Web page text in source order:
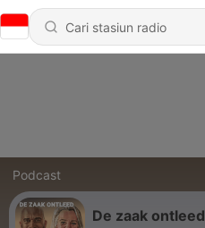
Podcast
De zaak ontleed